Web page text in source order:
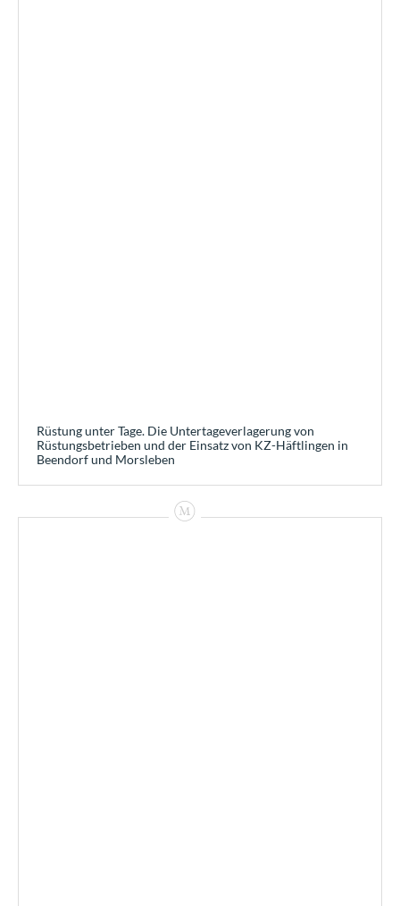
Rüstung unter Tage. Die Untertageverlagerung von
Rüstungsbetrieben und der Einsatz von KZ-Häftlingen in
Beendorf und Morsleben